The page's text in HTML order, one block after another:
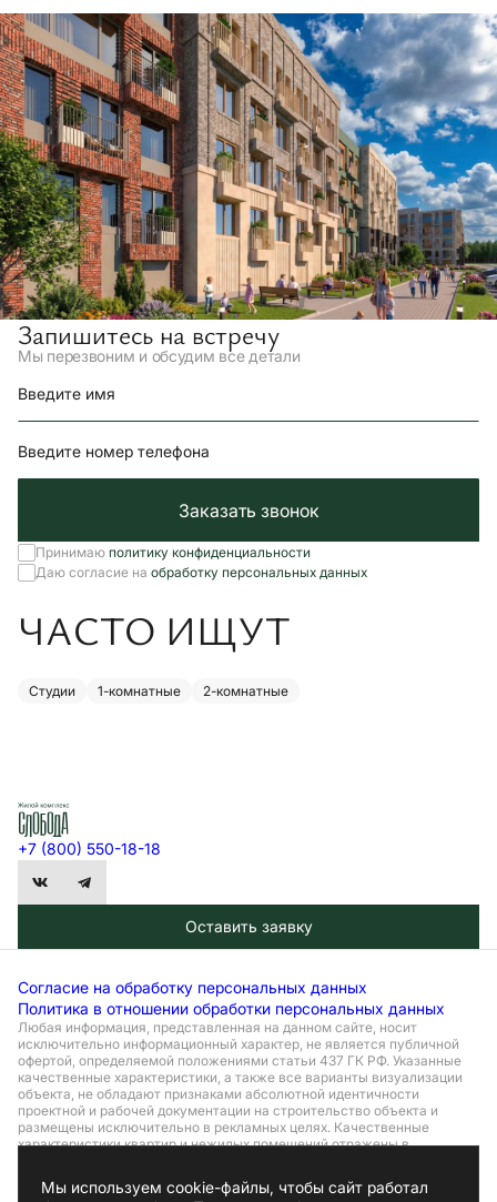
Запишитесь на встречу
Мы перезвоним и обсудим все детали
Введите имя
Введите номер телефона
Заказать звонок
Принимаю политику конфиденциальности
Даю согласие на обработку персональных данных
ЧАСТО ИЩУТ
Студии 1-комнатные 2-комнатные
+7 (800) 550-18-18
Оставить заявку
Согласие на обработку персональных данных
Политика в отношении обработки персональных данных
Любая информация, представленная на данном сайте, носит
исключительно информационный характер, не является публичной
офертой, определяемой положениями статьи 437 ГК РФ. Указанные
качественные характеристики, а также все варианты визуализации
объекта, не обладают признаками абсолютной идентичности
проектной и рабочей документации на строительство объекта и
размещены исключительно в рекламных целях. Качественные
характеристики квартир и нежилых помещений отражены в
обращении в офис застройщика и подписании соответствующего
договора с застройщиком. Актуальные цены и условия продаж можно
Мы используем cookie-файлы, чтобы сайт работал